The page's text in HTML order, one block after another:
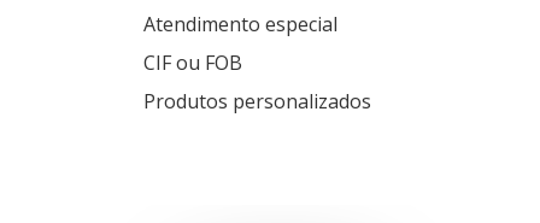
Atendimento especial
CIF ou FOB
Produtos personalizados